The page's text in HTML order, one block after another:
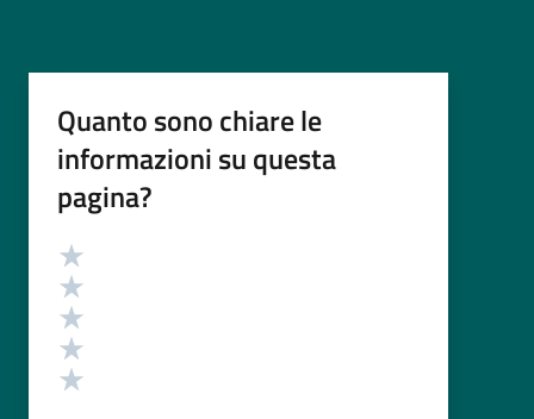
Quanto sono chiare le
informazioni su questa
pagina?
Valutazione